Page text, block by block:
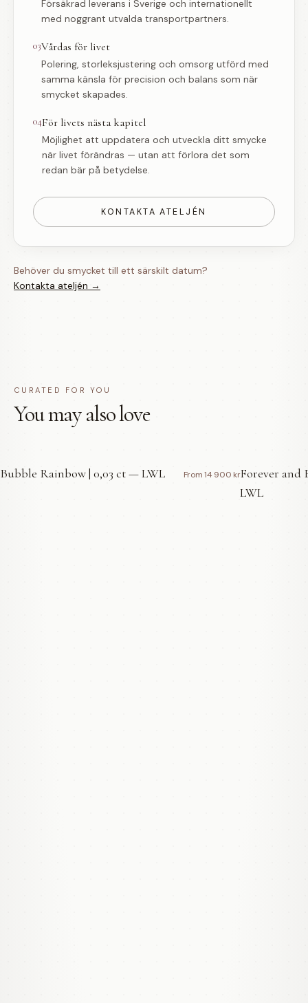
Försäkrad leverans i Sverige och internationellt
med noggrant utvalda transportpartners.
03Vårdas för livet
Polering, storleksjustering och omsorg utförd med
samma känsla för precision och balans som när
smycket skapades.
04För livets nästa kapitel
Möjlighet att uppdatera och utveckla ditt smycke
när livet förändras — utan att förlora det som
redan bär på betydelse.
KONTAKTA ATELJÉN
Behöver du smycket till ett särskilt datum?
Kontakta ateljén →
CURATED FOR YOU
You may also love
Bubble Rainbow | 0,03 ct — LWL From 14 900 krForever and
LWL